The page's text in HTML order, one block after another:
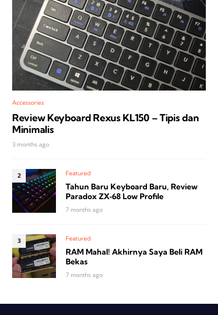
Accessories
Review Keyboard Rexus KL150 – Tipis dan
Minimalis
3 months ago
Featured
Tahun Baru Keyboard Baru, Review
Paradox ZX‑68 Low Profile
7 months ago
Featured
RAM Mahal! Akhirnya Saya Beli RAM
Bekas
7 months ago